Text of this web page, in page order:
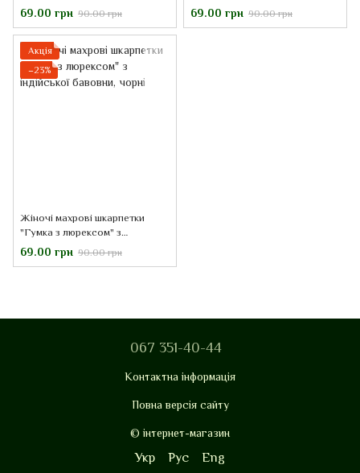
індійської бавовни, темно сірі,
69.00 грн 90.00 грн
індійської бавовни, темна
бірюза, 35-37
69.00 грн 90.00 грн
Акція
−23%
Жіночі махрові шкарпетки
"Гумка з люрексом" з
індійської бавовни, чорні
69.00 грн 90.00 грн
067 351-40-44
Контактна інформація
Повна версія сайту
© інтернет-магазин
Укр Рус Eng